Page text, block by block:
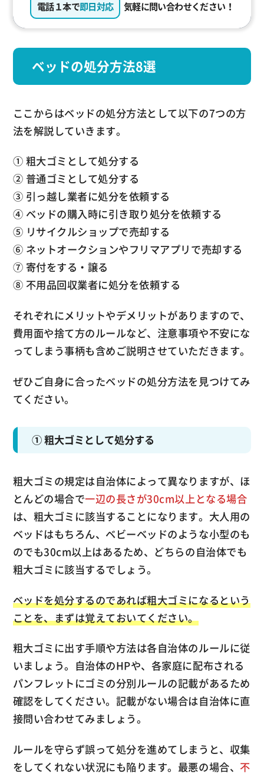
電話１本で即日対応 気軽に問い合わせください！
ベッドの処分方法8選
ここからはベッドの処分方法として以下の7つの方
法を解説していきます。
① 粗大ゴミとして処分する
② 普通ゴミとして処分する
③ 引っ越し業者に処分を依頼する
④ ベッドの購入時に引き取り処分を依頼する
⑤ リサイクルショップで売却する
⑥ ネットオークションやフリマアプリで売却する
⑦ 寄付をする・譲る
⑧ 不用品回収業者に処分を依頼する
それぞれにメリットやデメリットがありますので、
費用面や捨て方のルールなど、注意事項や不安にな
ってしまう事柄も含めご説明させていただきます。
ぜひご自身に合ったベッドの処分方法を見つけてみ
てください。
① 粗大ゴミとして処分する
粗大ゴミの規定は自治体によって異なりますが、ほ
とんどの場合で一辺の長さが30cm以上となる場合
は、粗大ゴミに該当することになります。大人用の
ベッドはもちろん、ベビーベッドのような小型のも
のでも30cm以上はあるため、どちらの自治体でも
粗大ゴミに該当するでしょう。
ベッドを処分するのであれば粗大ゴミになるという
ことを、まずは覚えておいてください。
粗大ゴミに出す手順や方法は各自治体のルールに従
いましょう。自治体のHPや、各家庭に配布される
パンフレットにゴミの分別ルールの記載があるため
確認をしてください。記載がない場合は自治体に直
接問い合わせてみましょう。
ルールを守らず誤って処分を進めてしまうと、収集
をしてくれない状況にも陥ります。最悪の場合、 不